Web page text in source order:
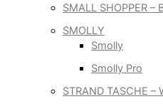
SMALL SHOPPER
SMOLLY
Smolly
Smolly Pro
STRAND TASCHE